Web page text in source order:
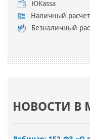
ЮKassa
Наличный расчет
Безналичный
НОВОСТИ В